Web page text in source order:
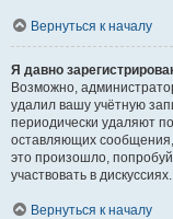
Вернуться к началу
Я давно
Возможно,
удалил вашу учётную
периодически удаляют
оставляющих
это произошло,
участвовать в дискуссиях.
Вернуться к началу